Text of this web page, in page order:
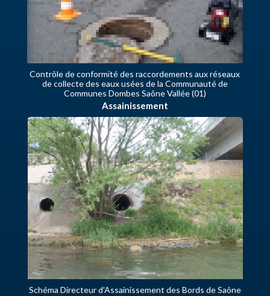
Contrôle de conformité des raccordements aux réseaux
de collecte des eaux usées de la Communauté de
Communes Dombes Saône Vallée (01)
Assainissement
Schéma Directeur d’Assainissement des Bords de Saône